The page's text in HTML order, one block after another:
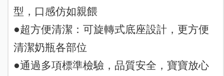
型，口感仿如親餵
●超方便清潔：可旋轉式底座設計，更方便
清潔奶瓶各部位
●通過多項標準檢驗，品質安全，寶寶放心